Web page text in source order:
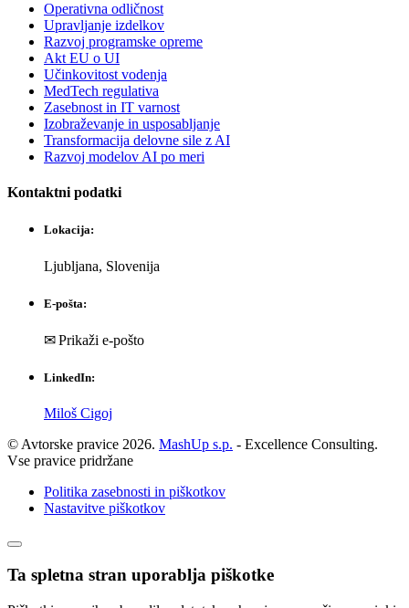
Operativna odličnost
Upravljanje izdelkov
Razvoj programske opreme
Akt EU o UI
Učinkovitost vodenja
MedTech regulativa
Zasebnost in IT varnost
Izobraževanje in usposabljanje
Transformacija delovne sile z AI
Razvoj modelov AI po meri
Kontaktni podatki
Lokacija:
Ljubljana, Slovenija
E-pošta:
✉ Prikaži e-pošto
LinkedIn:
Miloš Cigoj
© Avtorske pravice 2026. MashUp s.p. - Excellence Consulting.
Vse pravice pridržane
Politika zasebnosti in piškotkov
Nastavitve piškotkov
Ta spletna stran uporablja piškotke